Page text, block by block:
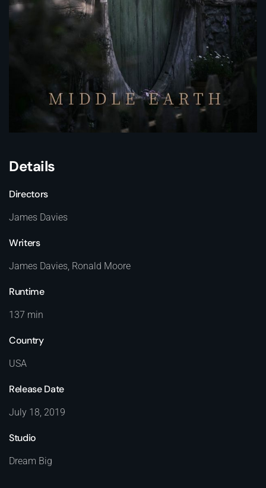
Details
Directors
James Davies
Writers
James Davies, Ronald Moore
Runtime
137 min
Country
USA
Release Date
July 18, 2019
Studio
Dream Big